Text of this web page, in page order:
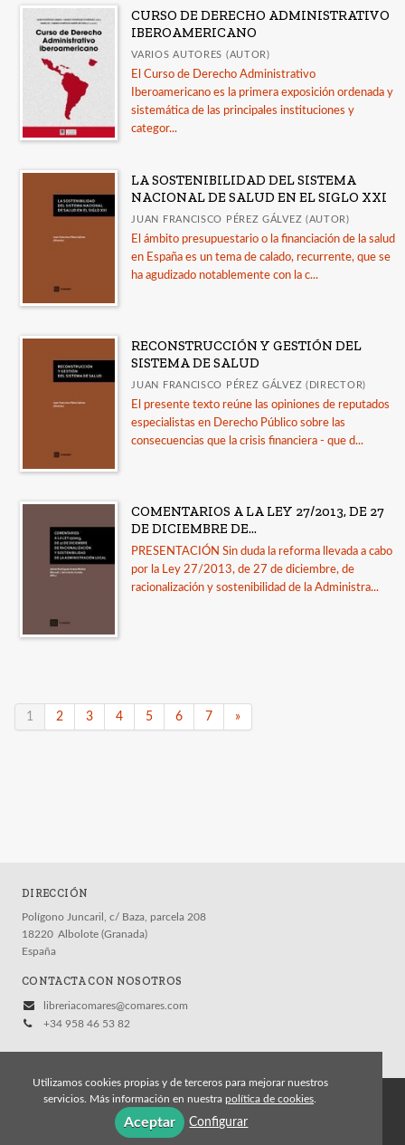
CURSO DE DERECHO ADMINISTRATIVO
IBEROAMERICANO
VARIOS AUTORES (AUTOR)
El Curso de Derecho Administrativo
Iberoamericano es la primera exposición ordenada y
sistemática de las principales instituciones y
categor...
LA SOSTENIBILIDAD DEL SISTEMA
NACIONAL DE SALUD EN EL SIGLO XXI
JUAN FRANCISCO PÉREZ GÁLVEZ (AUTOR)
El ámbito presupuestario o la financiación de la salud
en España es un tema de calado, recurrente, que se
ha agudizado notablemente con la c...
RECONSTRUCCIÓN Y GESTIÓN DEL
SISTEMA DE SALUD
JUAN FRANCISCO PÉREZ GÁLVEZ (DIRECTOR)
El presente texto reúne las opiniones de reputados
especialistas en Derecho Público sobre las
consecuencias que la crisis financiera - que d...
COMENTARIOS A LA LEY 27/2013, DE 27
DE DICIEMBRE DE...
PRESENTACIÓN Sin duda la reforma llevada a cabo
por la Ley 27/2013, de 27 de diciembre, de
racionalización y sostenibilidad de la Administra...
1 2 3 4 5 6 7 »
DIRECCIÓN
Polígono Juncaril, c/ Baza, parcela 208
18220 Albolote (Granada)
España
CONTACTA CON NOSOTROS
libreriacomares@comares.com
+34 958 46 53 82
© 2026, Editorial Comares
Política de cookies
Política de privacidad
Utilizamos cookies propias y de terceros para mejorar nuestros
servicios. Más información en nuestra política de cookies
Aceptar Configurar